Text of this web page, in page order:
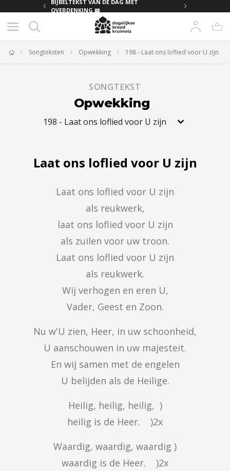
BIJBELTEKST VAN DE DAG MET
OVERDENKING 📖
Songteksten Opwekking 198 - Laat ons loflied voor U zijn
SONGTEKST
Opwekking
198 - Laat ons loflied voor U zijn
Laat ons loflied voor U zijn
Laat ons loflied voor U zijn
als reukwerk,
laat ons loflied voor U zijn
als zuilen voor uw troon.
Laat ons loflied voor U zijn
als reukwerk.
Wij verhogen en eren U,
Vader, Geest en Zoon.
Nu w'U zien, Heer, in uw schoonheid,
U aanschouwen in uw majesteit.
En wij samen met de engelen
U belijden als de Heilige.
Heilig, heilig, heilig,  )
heilig is de Heer.    )2x
Waardig, waardig, waardig )
waardig is de Heer.    )2x